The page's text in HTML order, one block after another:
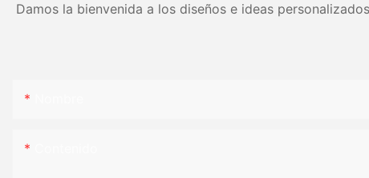
Damos la bienvenida a los diseños e ideas